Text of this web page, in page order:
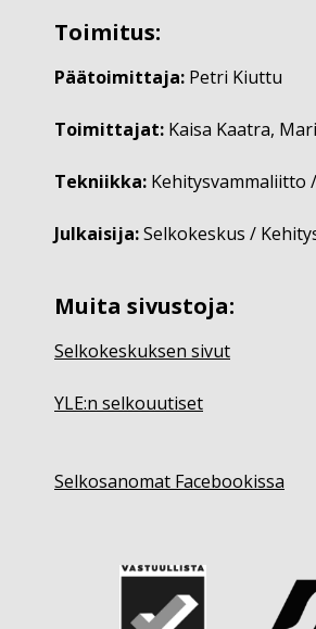
Toimitus:
Päätoimittaja: Petri Kiuttu
Toimittajat: Kaisa Kaatra,
Tekniikka: Kehitysvammaliitto
Julkaisija:Selkokeskus /
Muita sivustoja:
Selkokeskuksen sivut
YLE:n selkouutiset
Selkosanomat Facebookissa